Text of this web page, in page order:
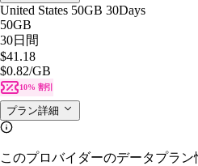
United States 50GB 30Days
50GB
30日間
$41.18
$0.82/GB
10% 割引
プラン詳細
このプロバイダーのデータプラ